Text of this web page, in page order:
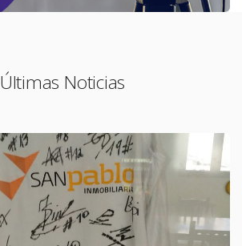
Últimas Noticias